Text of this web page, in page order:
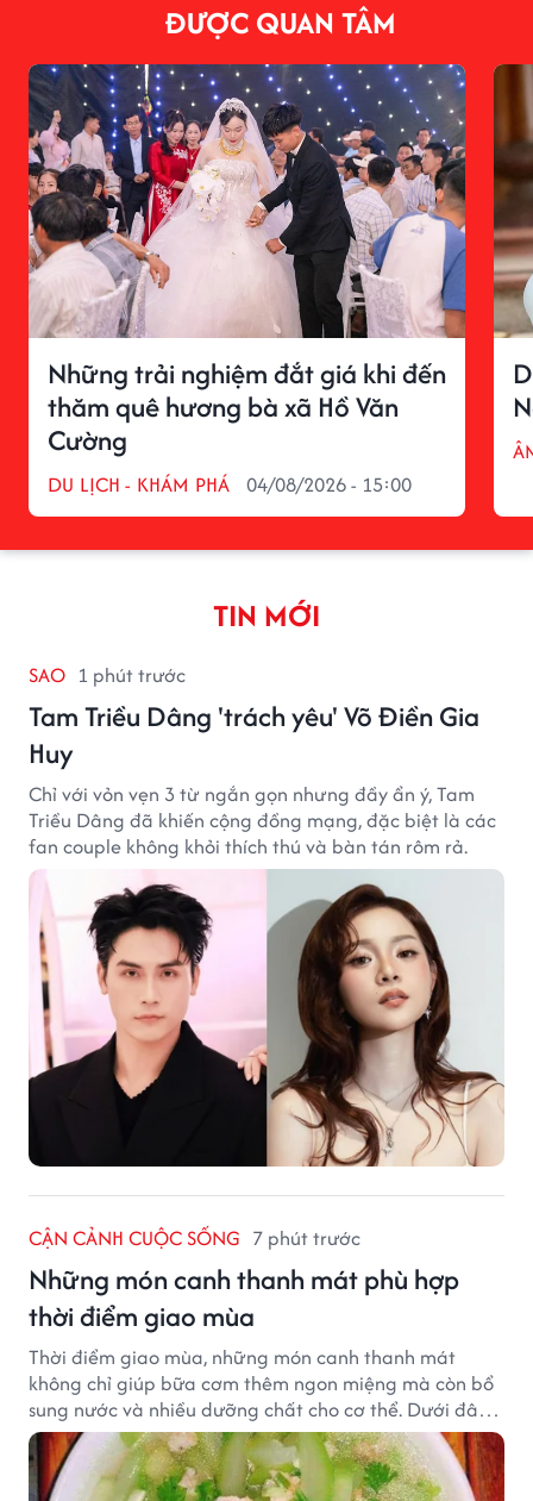
ĐƯỢC QUAN TÂM
Những trải nghiệm đắt giá khi đến
thăm quê hương bà xã Hồ Văn
Cường
DU LỊCH - KHÁM PHÁ 04/08/2026 - 15:00
TIN MỚI
SAO 1 phút trước
Tam Triều Dâng 'trách yêu' Võ Điền Gia
Huy
Chỉ với vỏn vẹn 3 từ ngắn gọn nhưng đầy ẩn ý, Tam
Triều Dâng đã khiến cộng đồng mạng, đặc biệt là các
fan couple không khỏi thích thú và bàn tán rôm rả.
CẬN CẢNH CUỘC SỐNG 7 phút trước
Những món canh thanh mát phù hợp
thời điểm giao mùa
Thời điểm giao mùa, những món canh thanh mát
không chỉ giúp bữa cơm thêm ngon miệng mà còn bổ
sung nước và nhiều dưỡng chất cho cơ thể. Dưới đây
là một số món canh đơn giản, dễ nấu, phù hợp cho cả
gia đình.